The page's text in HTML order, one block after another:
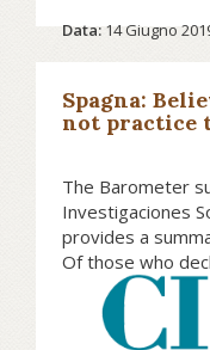
Data: 14 Giugno
Spagna:
not practice
The Barometer
Investigaciones
provides a
Of those who
a religion, 62.1%
practice (59.4%
practice